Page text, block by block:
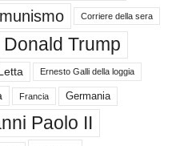
Corriere della sera
Donald Trump
Ernesto Galli della loggia
Francia Germania
Paolo II